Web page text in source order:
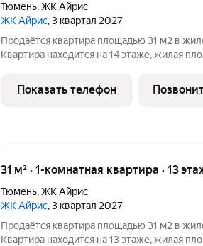
Тюмень,ЖК Айрис
ЖК Айрис, 3 квартал 2027
Продаётся квартира площадью 31 м2 в
Квартира находится на 14 этаже, жилая
изолированные комнаты с окнами на одну
совмещённый
Показать телефон
31 м² · 1-комнатная квартира · 13
Тюмень,ЖК Айрис
ЖК Айрис, 3 квартал 2027
Продаётся квартира площадью 31 м2 в
Квартира находится на 13 этаже, жилая